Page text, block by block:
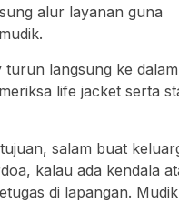
alur layanan guna
turun langsung ke dalam
life jacket serta
salam buat
kalau ada kendala
di lapangan. Mudik